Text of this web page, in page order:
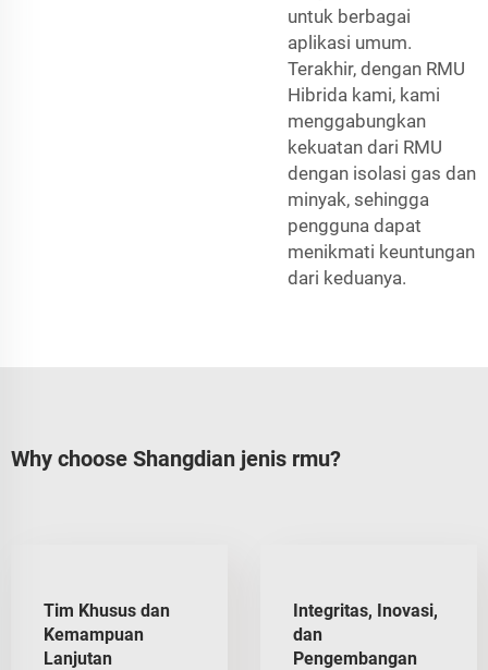
untuk berbagai
aplikasi umum.
Terakhir, dengan RMU
Hibrida kami, kami
menggabungkan
kekuatan dari RMU
dengan isolasi gas dan
minyak, sehingga
pengguna dapat
menikmati keuntungan
dari keduanya.
Why choose Shangdian jenis rmu?
Tim Khusus dan
Kemampuan
Lanjutan
Integritas, Inovasi,
dan
Pengembangan